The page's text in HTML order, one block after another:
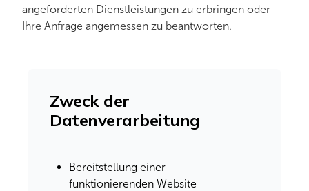
angeforderten Dienstleistungen zu erbringen oder
Ihre Anfrage angemessen zu beantworten.
Zweck der
Datenverarbeitung
Bereitstellung einer
funktionierenden Website